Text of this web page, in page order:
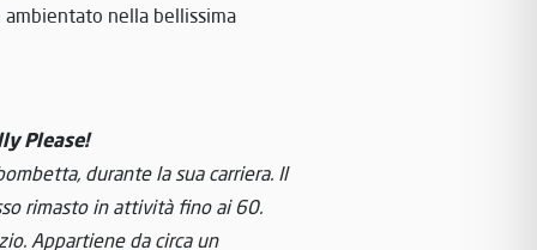
nella bellissima
Please!
durante la sua carriera. Il
rimasto in attività fino ai 60.
Appartiene da circa un